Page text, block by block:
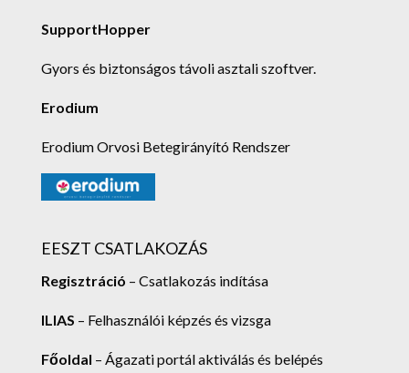
SupportHopper
Gyors és biztonságos távoli asztali szoftver.
Erodium
Erodium Orvosi Betegirányító Rendszer
EESZT CSATLAKOZÁS
Regisztráció – Csatlakozás indítása
ILIAS – Felhasználói képzés és vizsga
Főoldal – Ágazati portál aktiválás és belépés